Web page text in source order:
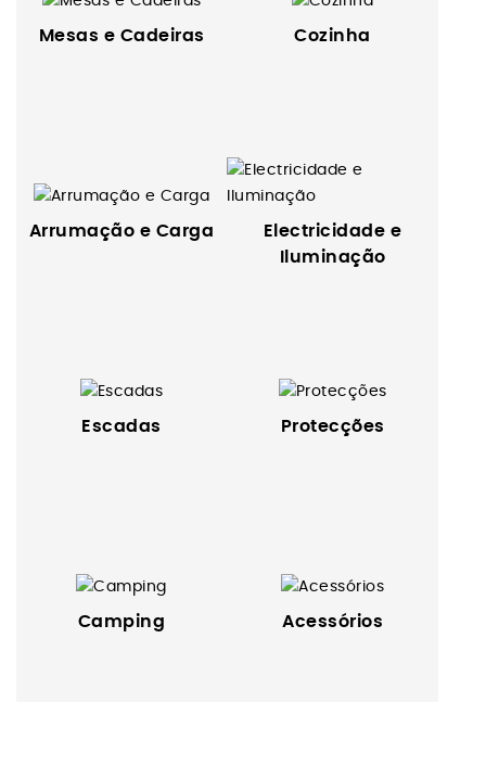
Mesas e Cadeiras Cozinha
Arrumação e Carga
Electricidade e
Iluminação
Escadas Protecções
Camping Acessórios